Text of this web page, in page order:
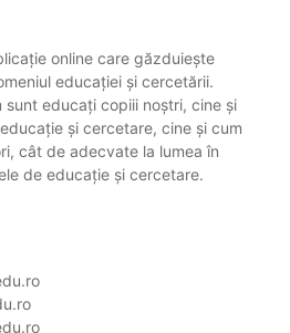
online care găzduiește
educației și cercetării.
sunt educați copiii noștri, cine și
și cercetare, cine și cum
cât de adecvate la lumea în
de educație și cercetare.